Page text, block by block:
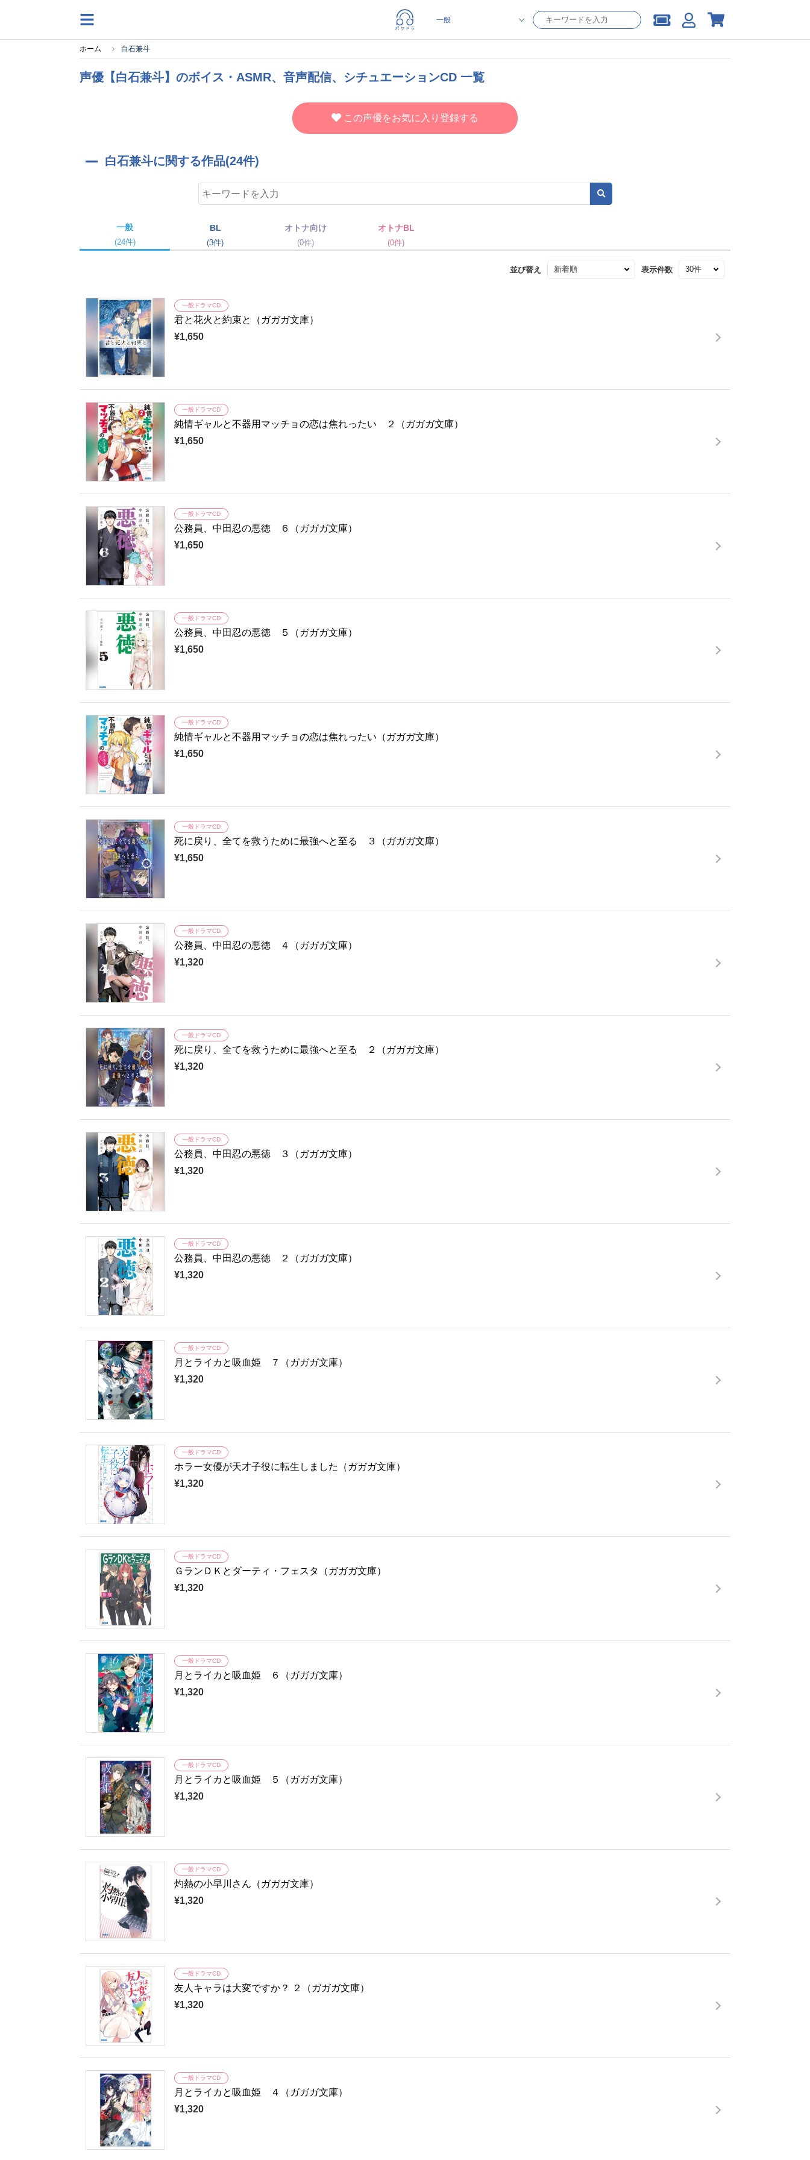
ホーム 白石兼斗
声優【白石兼斗】のボイス・ASMR、音声配信、シチュエーションCD 一覧
この声優をお気に入り登録する
白石兼斗に関する作品(24件)
一般
(24件)
BL
(3件)
オトナ向け
(0件)
オトナBL
(0件)
並び替え 表示件数
一般ドラマCD
君と花火と約束と（ガガガ文庫）
¥1,650
一般ドラマCD
純情ギャルと不器用マッチョの恋は焦れったい ２（ガガガ文庫）
¥1,650
一般ドラマCD
公務員、中田忍の悪徳 ６（ガガガ文庫）
¥1,650
一般ドラマCD
公務員、中田忍の悪徳 ５（ガガガ文庫）
¥1,650
一般ドラマCD
純情ギャルと不器用マッチョの恋は焦れったい（ガガガ文庫）
¥1,650
一般ドラマCD
死に戻り、全てを救うために最強へと至る ３（ガガガ文庫）
¥1,650
一般ドラマCD
公務員、中田忍の悪徳 ４（ガガガ文庫）
¥1,320
一般ドラマCD
死に戻り、全てを救うために最強へと至る ２（ガガガ文庫）
¥1,320
一般ドラマCD
公務員、中田忍の悪徳 ３（ガガガ文庫）
¥1,320
一般ドラマCD
公務員、中田忍の悪徳 ２（ガガガ文庫）
¥1,320
一般ドラマCD
月とライカと吸血姫 ７（ガガガ文庫）
¥1,320
一般ドラマCD
ホラー女優が天才子役に転生しました（ガガガ文庫）
¥1,320
一般ドラマCD
ＧランＤＫとダーティ・フェスタ（ガガガ文庫）
¥1,320
一般ドラマCD
月とライカと吸血姫 ６（ガガガ文庫）
¥1,320
一般ドラマCD
月とライカと吸血姫 ５（ガガガ文庫）
¥1,320
一般ドラマCD
灼熱の小早川さん（ガガガ文庫）
¥1,320
一般ドラマCD
友人キャラは大変ですか？ ２（ガガガ文庫）
¥1,320
一般ドラマCD
月とライカと吸血姫 ４（ガガガ文庫）
¥1,320